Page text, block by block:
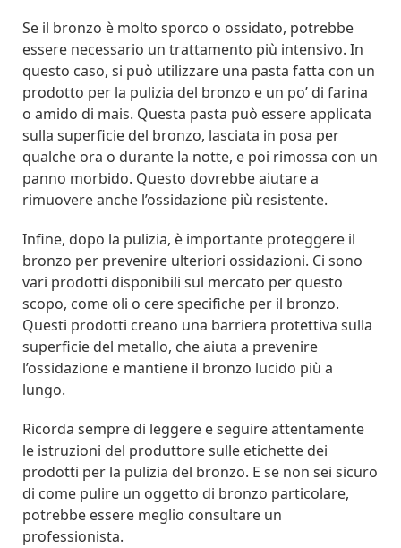
Se il bronzo è molto sporco o ossidato, potrebbe
essere necessario un trattamento più intensivo. In
questo caso, si può utilizzare una pasta fatta con un
prodotto per la pulizia del bronzo e un po’ di farina
o amido di mais. Questa pasta può essere applicata
sulla superficie del bronzo, lasciata in posa per
qualche ora o durante la notte, e poi rimossa con un
panno morbido. Questo dovrebbe aiutare a
rimuovere anche l’ossidazione più resistente.
Infine, dopo la pulizia, è importante proteggere il
bronzo per prevenire ulteriori ossidazioni. Ci sono
vari prodotti disponibili sul mercato per questo
scopo, come oli o cere specifiche per il bronzo.
Questi prodotti creano una barriera protettiva sulla
superficie del metallo, che aiuta a prevenire
l’ossidazione e mantiene il bronzo lucido più a
lungo.
Ricorda sempre di leggere e seguire attentamente
le istruzioni del produttore sulle etichette dei
prodotti per la pulizia del bronzo. E se non sei sicuro
di come pulire un oggetto di bronzo particolare,
potrebbe essere meglio consultare un
professionista.